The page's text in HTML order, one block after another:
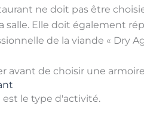
ne doit pas être
salle. Elle doit également
de la viande « Dry
avant de choisir une
le type d'activité.